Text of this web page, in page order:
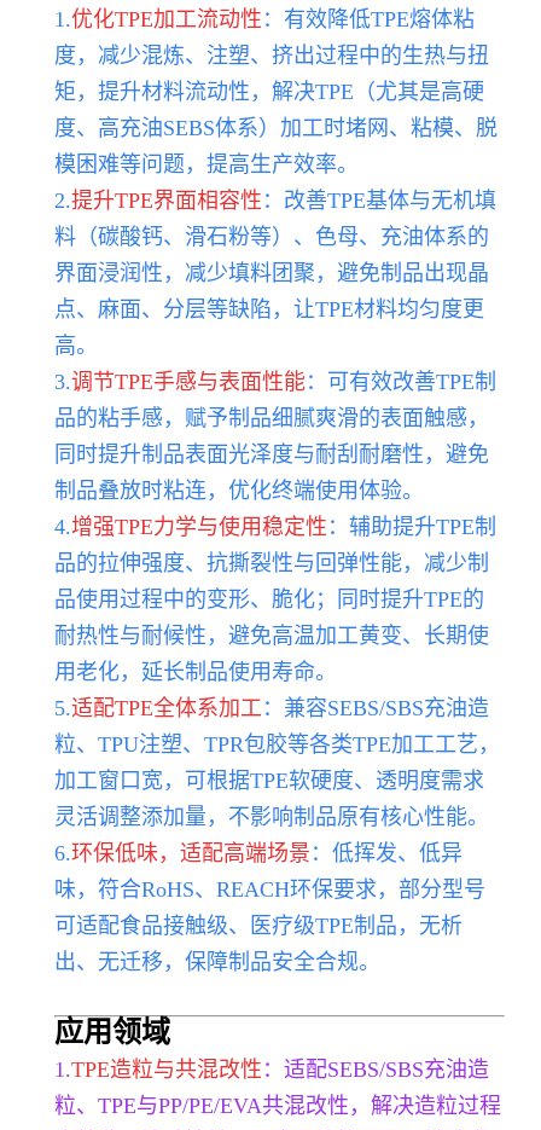
1.优化TPE加工流动性 ：有效降低TPE熔体粘
度，减少混炼、注塑、挤出过程中的生热与扭
矩，提升材料流动性，解决TPE（尤其是高硬
度、高充油SEBS体系）加工时堵网、粘模、脱
模困难等问题，提高生产效率。
2.提升TPE界面相容性 ：改善TPE基体与无机填
料（碳酸钙、滑石粉等）、色母、充油体系的
界面浸润性，减少填料团聚，避免制品出现晶
点、麻面、分层等缺陷，让TPE材料均匀度更
高。
3.调节TPE手感与表面性能：可有效改善TPE制
品的粘手感，赋予制品细腻爽滑的表面触感，
同时提升制品表面光泽度与耐刮耐磨性，避免
制品叠放时粘连，优化终端使用体验。
4.增强TPE力学与使用稳定性 ：辅助提升TPE制
品的拉伸强度、抗撕裂性与回弹性能，减少制
品使用过程中的变形、脆化；同时提升TPE的
耐热性与耐候性，避免高温加工黄变、长期使
用老化，延长制品使用寿命。
5.适配TPE全体系加工 ：兼容SEBS/SBS充油造
粒、TPU注塑、TPR包胶等各类TPE加工工艺，
加工窗口宽，可根据TPE软硬度、透明度需求
灵活调整添加量，不影响制品原有核心性能。
6.环保低味，适配高端场景 ：低挥发、低异
味，符合RoHS、REACH环保要求，部分型号
可适配食品接触级、医疗级TPE制品，无析
出、无迁移，保障制品安全合规。
应用领域
1.TPE造粒与共混改性 ：适配SEBS/SBS充油造
粒、TPE与PP/PE/EVA共混改性，解决造粒过程